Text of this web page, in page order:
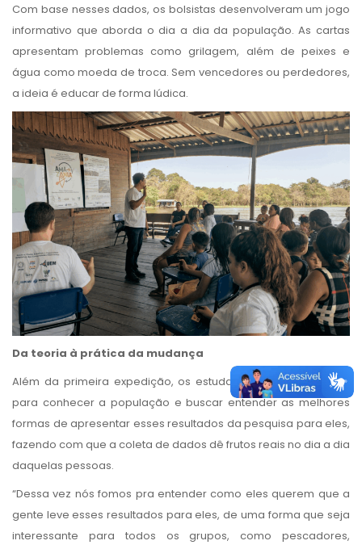
Com base nesses dados, os bolsistas desenvolveram um jogo
informativo que aborda o dia a dia da população. As cartas
apresentam problemas como grilagem, além de peixes e
água como moeda de troca. Sem vencedores ou perdedores,
a ideia é educar de forma lúdica.
Da teoria à prática da mudança
Além da primeira expedição, os estudantes decidiram voltar
para conhecer a população e buscar entender as melhores
formas de apresentar esses resultados da pesquisa para eles,
fazendo com que a coleta de dados dê frutos reais no dia a dia
daquelas pessoas.
“Dessa vez nós fomos pra entender como eles querem que a
gente leve esses resultados para eles, de uma forma que seja
interessante para todos os grupos, como pescadores,